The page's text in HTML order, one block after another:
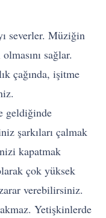
severler. Müziğin
sağlar.
çağında, işitme
geldiğinde
şarkıları çalmak
kapatmak
çok yüksek
verebilirsiniz.
Yetişkinlerde